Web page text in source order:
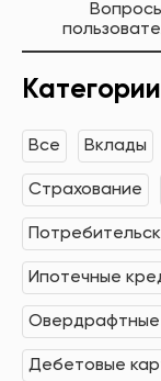
Все Вклады
Страхование
Ипотечные
Овердрафтные
Дебетовые